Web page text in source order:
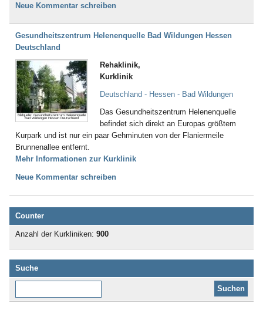
Neue Kommentar schreiben
Gesundheitszentrum Helenenquelle Bad Wildungen Hessen
Deutschland
Bildquelle: Gesundheitszentrum Helenenquelle
Bad Wildungen Hessen Deutschland
Rehaklinik,
Kurklinik
Deutschland - Hessen - Bad Wildungen
Das Gesundheitszentrum Helenenquelle
befindet sich direkt an Europas größtem
Kurpark und ist nur ein paar Gehminuten von der Flaniermeile
Brunnenallee entfernt.
Mehr Informationen zur Kurklinik
Neue Kommentar schreiben
Counter
Anzahl der Kurkliniken: 900
Suche